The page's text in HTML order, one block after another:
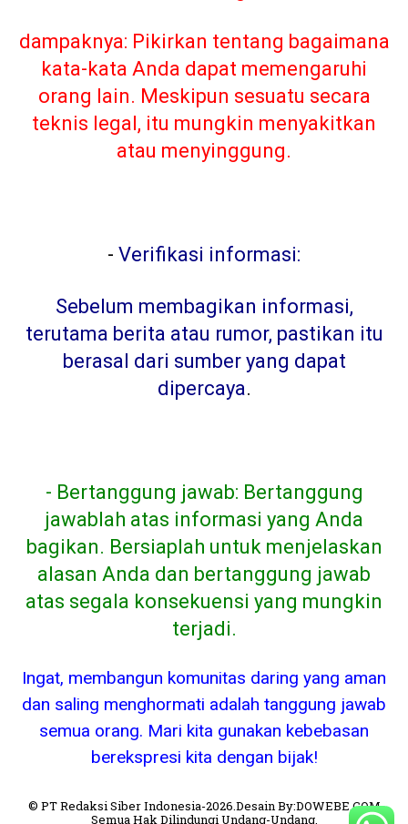
dampaknya: Pikirkan tentang bagaimana
kata-kata Anda dapat memengaruhi
orang lain. Meskipun sesuatu secara
teknis legal, itu mungkin menyakitkan
atau menyinggung.
- Verifikasi informasi:
Sebelum membagikan informasi,
terutama berita atau rumor, pastikan itu
berasal dari sumber yang dapat
dipercaya.
- Bertanggung jawab: Bertanggung
jawablah atas informasi yang Anda
bagikan. Bersiaplah untuk menjelaskan
alasan Anda dan bertanggung jawab
atas segala konsekuensi yang mungkin
terjadi.
Ingat, membangun komunitas daring yang aman
dan saling menghormati adalah tanggung jawab
semua orang. Mari kita gunakan kebebasan
berekspresi kita dengan bijak!
© PT Redaksi Siber Indonesia-2026.Desain By:DOWEBE.COM
Semua Hak Dilindungi Undang-Undang.